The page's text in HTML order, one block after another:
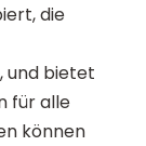
die
und bietet
für alle
können